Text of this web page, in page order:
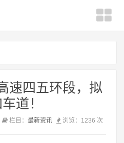
速四五环段，拟
道！
栏目： 最新资讯 浏览：1236 次